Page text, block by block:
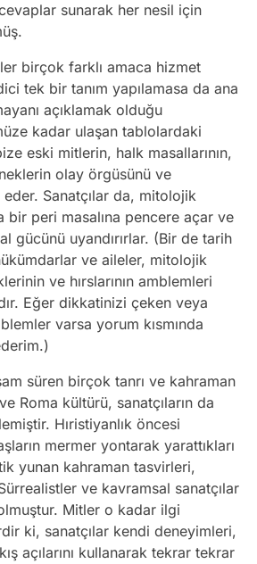
sunarak her nesil için
birçok farklı amaca hizmet
tek bir tanım yapılamasa da ana
açıklamak olduğu
kadar ulaşan tablolardaki
eski mitlerin, halk masallarının,
olay örgüsünü ve
Sanatçılar da, mitolojik
bir peri masalına pencere açar ve
gücünü uyandırırlar. (Bir de tarih
ve aileler, mitolojik
ve hırslarının amblemleri
Eğer dikkatinizi çeken veya
varsa yorum kısmında
süren birçok tanrı ve kahraman
Roma kültürü, sanatçıların da
Hıristiyanlık öncesi
mermer yontarak yarattıkları
yunan kahraman tasvirleri,
ve kavramsal sanatçılar
Mitler o kadar ilgi
ki, sanatçılar kendi deneyimleri,
açılarını kullanarak tekrar tekrar